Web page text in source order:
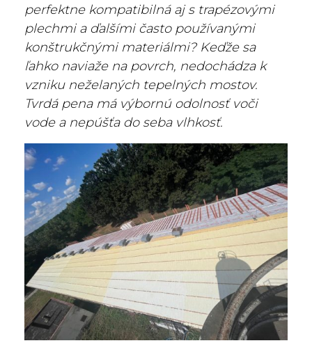
perfektne kompatibilná aj s trapézovými
plechmi a ďalšími často používanými
konštrukčnými materiálmi? Keďže sa
ľahko naviaže na povrch, nedochádza k
vzniku neželaných tepelných mostov.
Tvrdá pena má výbornú odolnosť voči
vode a nepúšťa do seba vlhkosť.